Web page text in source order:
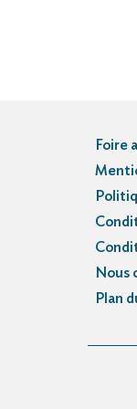
Foire
Nous
Plan